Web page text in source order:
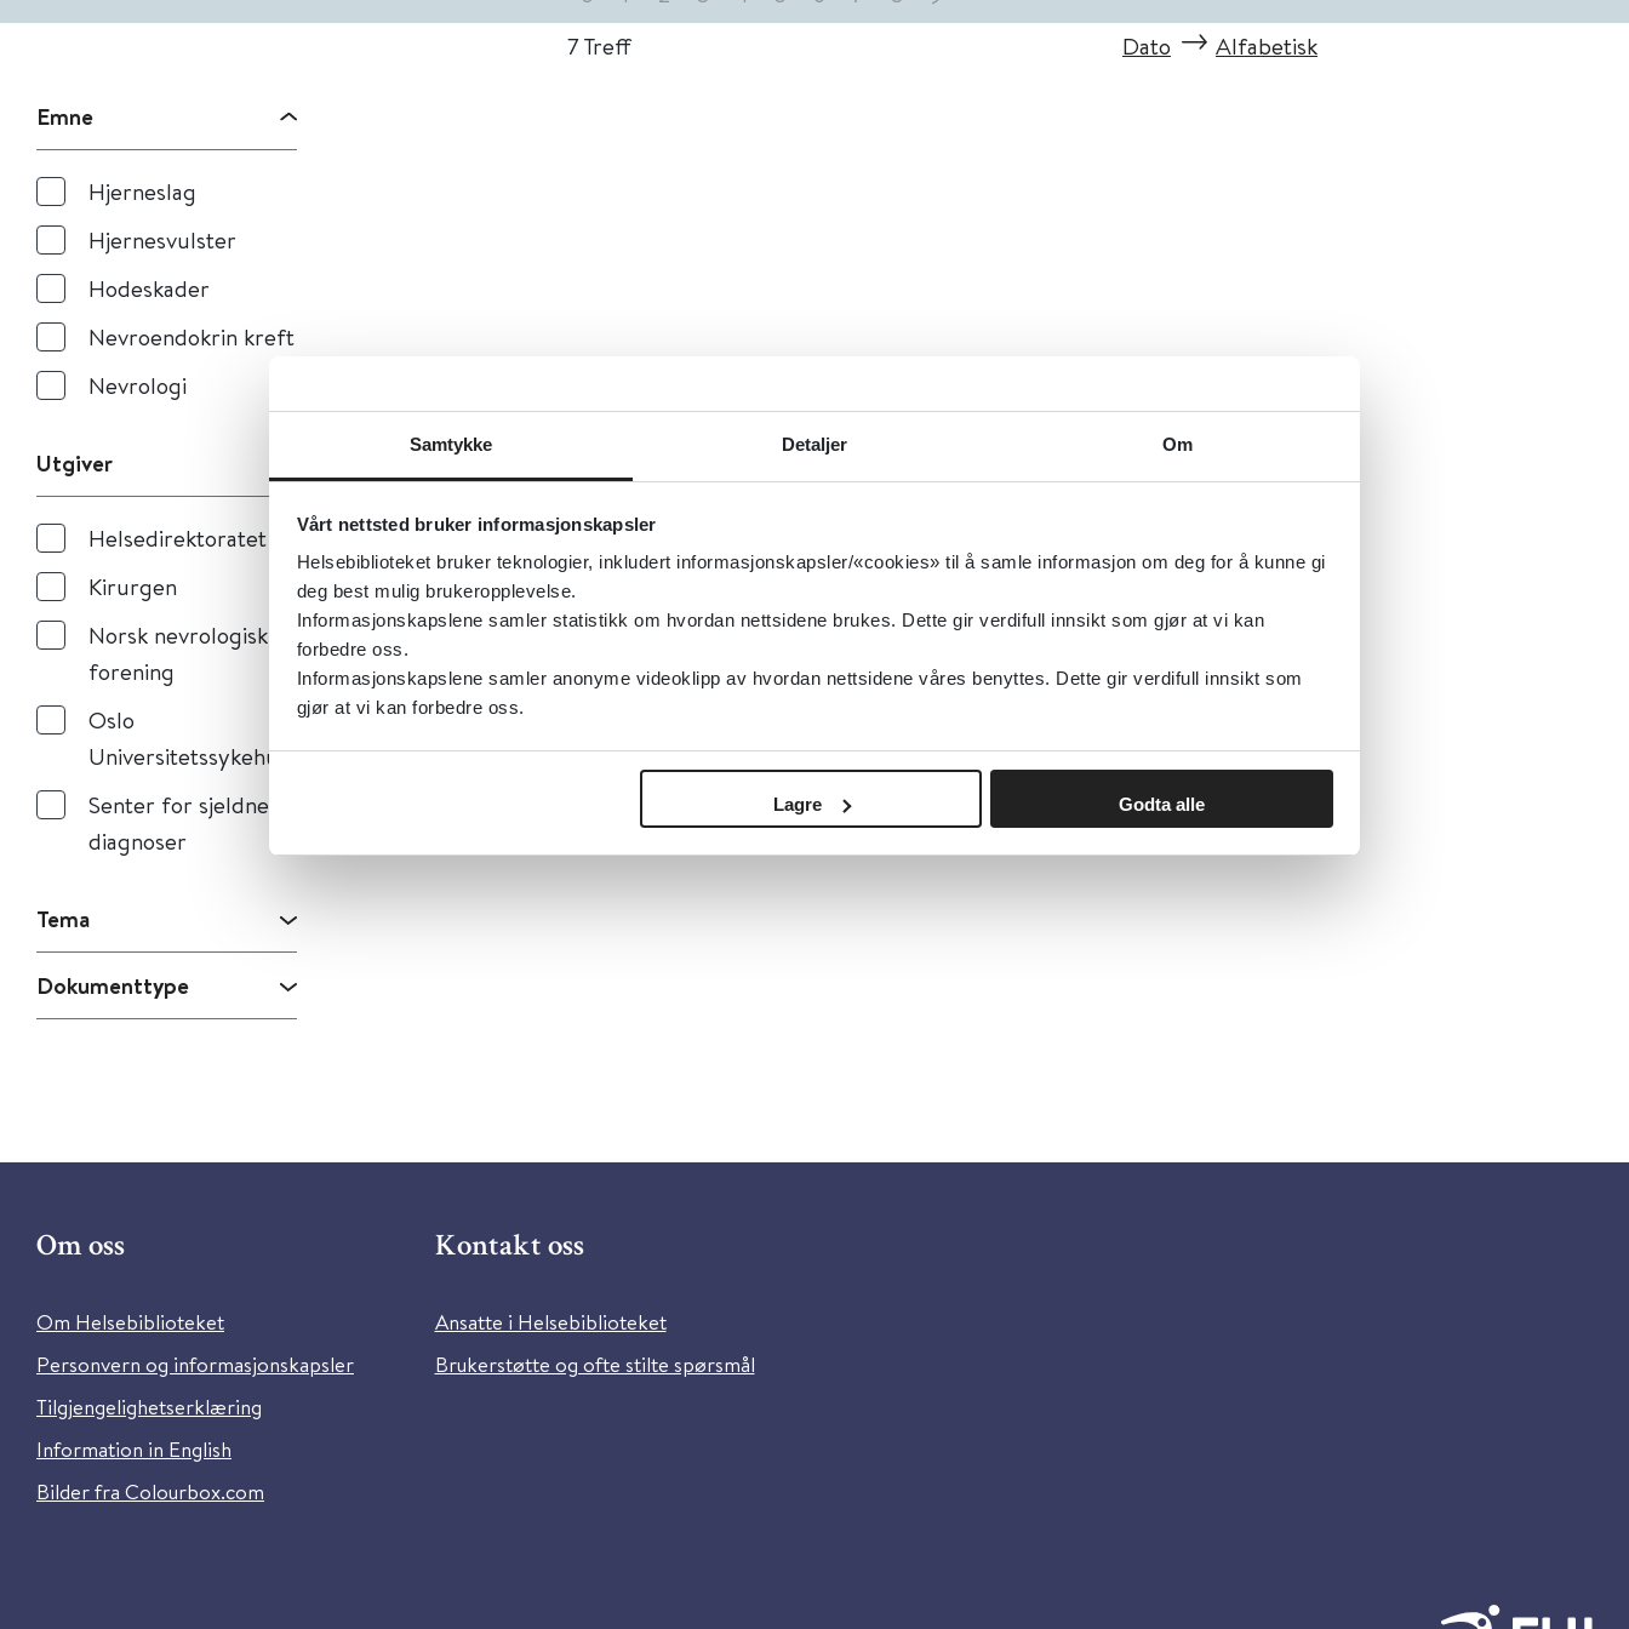
Samtykke Detaljer Om
Vårt nettsted bruker informasjonskapsler
Helsebiblioteket bruker teknologier, inkludert informasjonskapsler/«cookies» til å samle informasjon om deg for å kunne gi
deg best mulig brukeropplevelse.
Informasjonskapslene samler statistikk om hvordan nettsidene brukes. Dette gir verdifull innsikt som gjør at vi kan
forbedre oss.
Informasjonskapslene samler anonyme videoklipp av hvordan nettsidene våres benyttes. Dette gir verdifull innsikt som
gjør at vi kan forbedre oss.
Lagre Godta alle
Emne
Hjerneslag
Hjernesvulster
Hodeskader
Nevroendokrin kreft
Nevrologi
Utgiver
Helsedirektoratet
Kirurgen
Norsk nevrologisk
forening
Oslo
Universitetssykehus
Senter for sjeldne
diagnoser
Tema
Dokumenttype
7Treff Dato Alfabetisk
Om oss
Om Helsebiblioteket
Personvern og informasjonskapsler
Tilgjengelighetserklæring
Information in English
Bilder fra Colourbox.com
Kontakt oss
Ansatte i Helsebiblioteket
Brukerstøtte og ofte stilte spørsmål